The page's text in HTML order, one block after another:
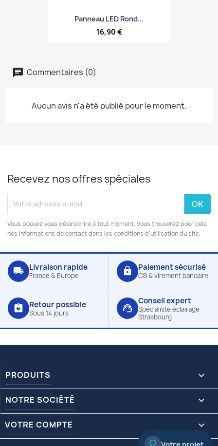
Panneau LED Rond...
16,90 €
Commentaires (0)
Aucun avis n'a été publié pour le moment.
Recevez nos offres spéciales
Vous pouvez vous désinscrire à tout moment. Vous trouverez pour cela
nos informations de contact dans les conditions d'utilisation du site.
local_shipping Livraison rapide
France & Europe lock Paiement sécurisé
CB & virement bancaire
assignment_return Retour possible
Sous 14 jours support_agent
Conseil expert
Spécialiste éclairage
Strasbourg
PRODUITS 
NOTRE SOCIÉTÉ 
VOTRE COMPTE 